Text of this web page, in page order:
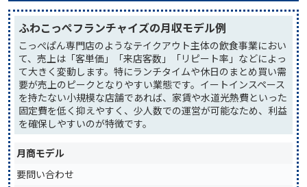
ふわこっぺフランチャイズの月収モデル例
こっぺぱん専門店のようなテイクアウト主体の飲食事業におい
て、売上は「客単価」「来店客数」「リピート率」などによっ
て大きく変動します。特にランチタイムや休日のまとめ買い需
要が売上のピークとなりやすい業態です。イートインスペース
を持たない小規模な店舗であれば、家賃や水道光熱費といった
固定費を低く抑えやすく、少人数での運営が可能なため、利益
を確保しやすいのが特徴です。
月商モデル
要問い合わせ